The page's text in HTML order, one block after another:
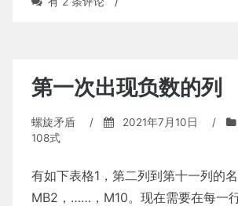
值
第一次出现负数的列
螺旋矛盾 / 2021年7月10日 /
108式
有如下表格1，第二列到第十一列的名
MB2，……，M10。现在需要在每一